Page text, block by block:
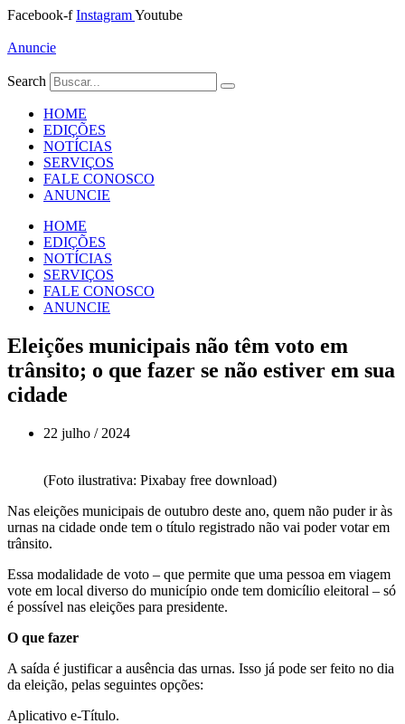
Ir
o
Facebook-f InstagramYoutube
Anuncie
Search
HOME
EDIÇÕES
NOTÍCIAS
SERVIÇOS
FALE CONOSCO
ANUNCIE
HOME
EDIÇÕES
NOTÍCIAS
SERVIÇOS
FALE CONOSCO
ANUNCIE
Eleições municipais não têm voto em
trânsito; o que fazer se não estiver em sua
cidade
22 julho / 2024
(Foto ilustrativa: Pixabay free download)
Nas eleições municipais de outubro deste ano, quem não puder ir às
urnas na cidade onde tem o título registrado não vai poder votar em
trânsito.
Essa modalidade de voto – que permite que uma pessoa em viagem
vote em local diverso do município onde tem domicílio eleitoral – só
é possível nas eleições para presidente.
O que fazer
A saída é justificar a ausência das urnas. Isso já pode ser feito no dia
da eleição, pelas seguintes opções:
Aplicativo e-Título.